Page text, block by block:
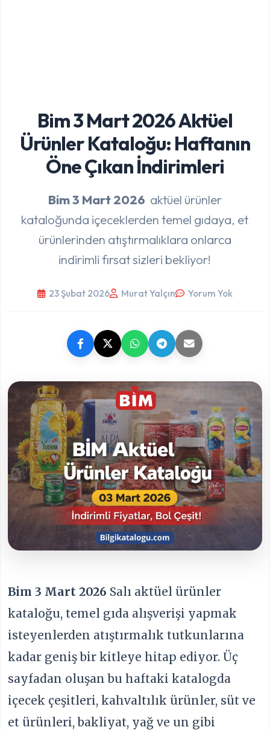
Bim 3 Mart 2026 Aktüel
Ürünler Kataloğu: Haftanın
Öne Çıkan İndirimleri
Bim 3 Mart 2026 aktüel ürünler
kataloğunda içeceklerden temel gıdaya, et
ürünlerinden atıştırmalıklara onlarca
indirimli fırsat sizleri bekliyor!
23 Şubat 2026 Murat Yalçın Yorum Yok
Bim 3 Mart 2026 Salı aktüel ürünler
kataloğu, temel gıda alışverişi yapmak
isteyenlerden atıştırmalık tutkunlarına
kadar geniş bir kitleye hitap ediyor. Üç
sayfadan oluşan bu haftaki katalogda
içecek çeşitleri, kahvaltılık ürünler, süt ve
et ürünleri, bakliyat, yağ ve un gibi